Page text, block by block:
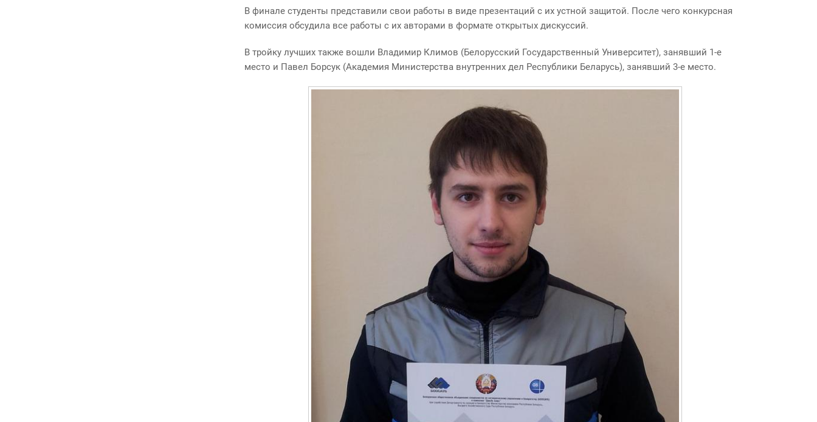
В финале студенты представили свои работы в виде презентаций с их устной защитой. После чего конкурсная
комиссия обсудила все работы с их авторами в формате открытых дискуссий.
В тройку лучших также вошли Владимир Климов (Белорусский Государственный Университет), занявший 1-е
место и Павел Борсук (Академия Министерства внутренних дел Республики Беларусь), занявший 3-е место.